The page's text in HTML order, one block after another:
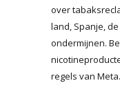
over
land, Spanje,
ondermijnen.
regels van Meta.